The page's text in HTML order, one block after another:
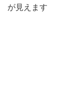
が見えます